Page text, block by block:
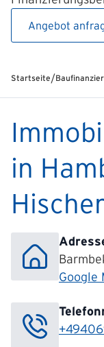
Angebot
Startseite/
in
Hischer
Google